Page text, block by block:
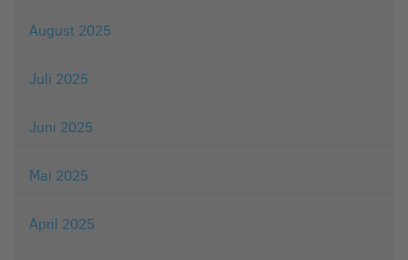
August 2025
Juli 2025
Juni 2025
Mai 2025
April 2025